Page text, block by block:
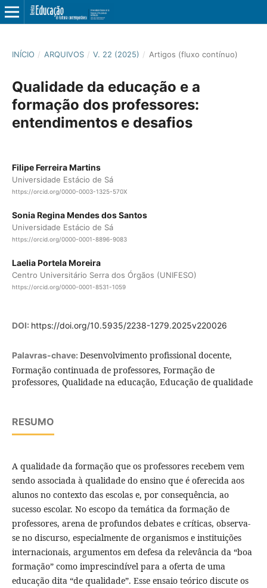
INÍCIO / ARQUIVOS / V. 22 (2025) / Artigos (fluxo contínuo)
Qualidade da educação e a
formação dos professores:
entendimentos e desafios
Filipe Ferreira Martins
Universidade Estácio de Sá
https://orcid.org/0000-0003-1325-570X
Sonia Regina Mendes dos Santos
Universidade Estácio de Sá
https://orcid.org/0000-0001-8896-9083
Laelia Portela Moreira
Centro Universitário Serra dos Órgãos (UNIFESO)
https://orcid.org/0000-0001-8531-1059
DOI: https://doi.org/10.5935/2238-1279.2025v220026
Palavras-chave: Desenvolvimento profissional docente,
Formação continuada de professores, Formação de
professores, Qualidade na educação, Educação de qualidade
RESUMO
A qualidade da formação que os professores recebem vem
sendo associada à qualidade do ensino que é oferecida aos
alunos no contexto das escolas e, por consequência, ao
sucesso escolar. No escopo da temática da formação de
professores, arena de profundos debates e críticas, observa-
se no discurso, especialmente de organismos e instituições
internacionais, argumentos em defesa da relevância da “boa
formação” como imprescindível para a oferta de uma
educação dita “de qualidade”. Esse ensaio teórico discute os